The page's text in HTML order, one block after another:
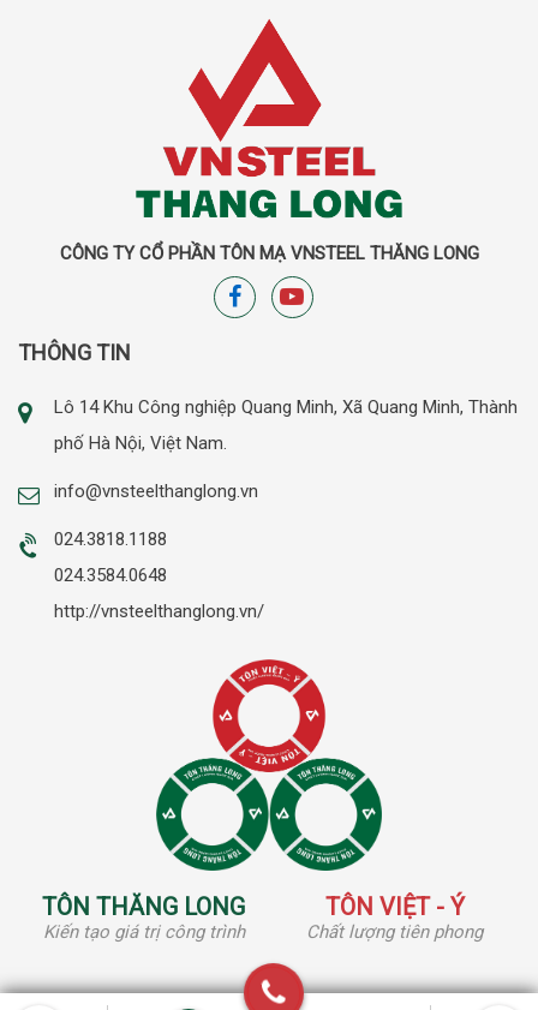
CÔNG TY CỔ PHẦN TÔN MẠ VNSTEEL THĂNG LONG
THÔNG TIN
Lô 14 Khu Công nghiệp Quang Minh, Xã Quang Minh, Thành
phố Hà Nội, Việt Nam.
info@vnsteelthanglong.vn
024.3818.1188
024.3584.0648
http://vnsteelthanglong.vn/
TÔN THĂNG LONG
Kiến tạo giá trị công trình
TÔN VIỆT - Ý
Chất lượng tiên phong